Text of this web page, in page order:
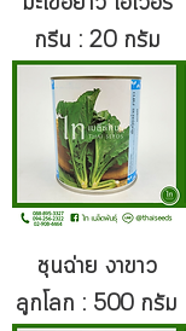
กรีน : 20 กรัม
ชุนฉ่าย งาขาว
ลูกโลก : 500 กรัม